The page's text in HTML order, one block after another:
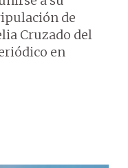
de
Cruzado del
en